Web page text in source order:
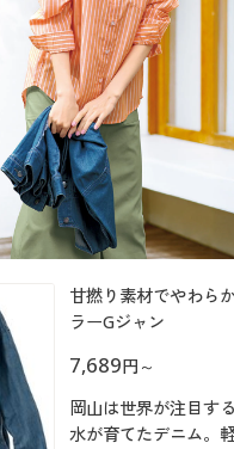
ァブリック
ンズ下着
すべて
ィース服
ィース下着
ズ
制服
ル
シからのご注文
ゼント
ンズ下着
ィース服
ィース下着
ズ
・制服
ル
シからのご注文
ゼント
甘撚り素材でやわら
ラーGジャン
7,689円 ～
岡山は世界が注目す
水が育てたデニム。